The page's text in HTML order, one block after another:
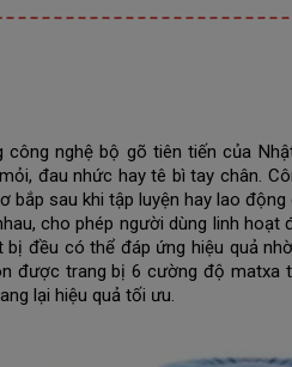
nghệ bộ gõ tiên tiến của
đau nhức hay tê bì tay chân.
sau khi tập luyện hay lao động
cho phép người dùng linh hoạt
đều có thể đáp ứng hiệu quả
được trang bị 6 cường độ matxa
lại hiệu quả tối ưu.